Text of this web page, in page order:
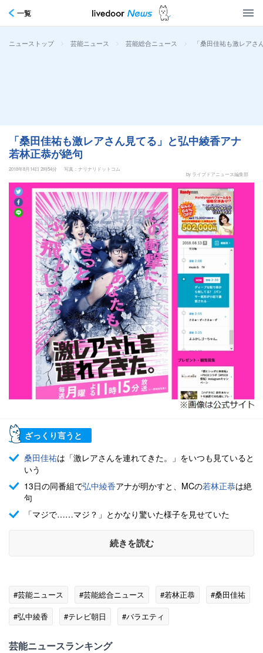
一覧
ニューストップ > 芸能ニュース > 芸能総合ニュース > 「桑田佳祐も激レア
「桑田佳祐も激レアさん見てる」と弘中綾香アナ
若林正恭が絶句
2018年8月14日 2時54分
写真：ナリナリドットコム
by ライブドアニュース編集部
ざっくり言うと
桑田佳祐は「激レアさんを連れてきた。」をいつも見ていると
いう
13日の同番組で弘中綾香アナが明かすと、MCの若林正恭は絶
句
「マジで……マジ？」とかなり驚いた様子を見せていた
続きを読む
#芸能ニュース #芸能総合ニュース #若林正恭
#桑田佳祐
#弘中綾香
#テレビ朝日 #バラエティ
芸能ニュースランキング